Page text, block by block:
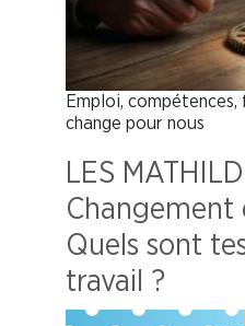
Emploi,
change pour nous
LES
Changement
Quels sont
travail ?